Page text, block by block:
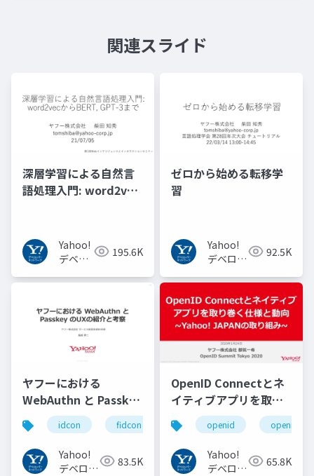
関連スライド
深層学習による自然言
語処理入門: word2vec
Yahoo!
デベロ
ネット
195.6K
ゼロから始める転移学
習
Yahoo!
デベロッ
トワーク
92.5K
ヤフーにおける
WebAuthn と Passkey
の UX の紹介と考察
#idcon #fidcon
idcon fidcon
Yahoo!
デベロッ
83.5K
OpenID Connectとネ
イティブアプリを取り
巻く仕様と動向 Yahoo!
JAPANの取り組み
#openid
#openid_tokyo
openid
Yahoo!
デベロッ
65.8K